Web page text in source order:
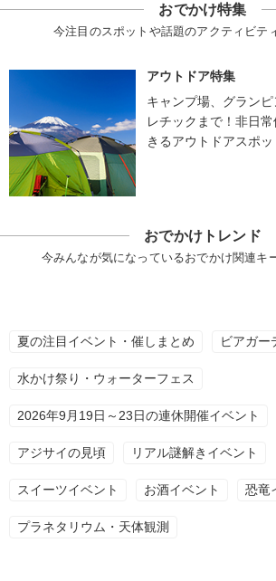
おでかけ特集
今注目のスポットや話題のアクティビテ
アウトドア特集
キャンプ場、グラン
レチックまで！非日
きるアウトドアスポ
おでかけトレンド
今みんなが気になっているおでかけ関連キ
夏の注目イベント・催しまとめ ビアガー
水かけ祭り・ウォーターフェス
2026年9月19日～23日の連休開催イベント
アジサイの見頃 リアル謎解きイベント
スイーツイベント お酒イベント 恐竜
プラネタリウム・天体観測